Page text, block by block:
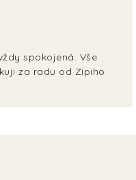
spokojená. Vše
za radu od Zipiho